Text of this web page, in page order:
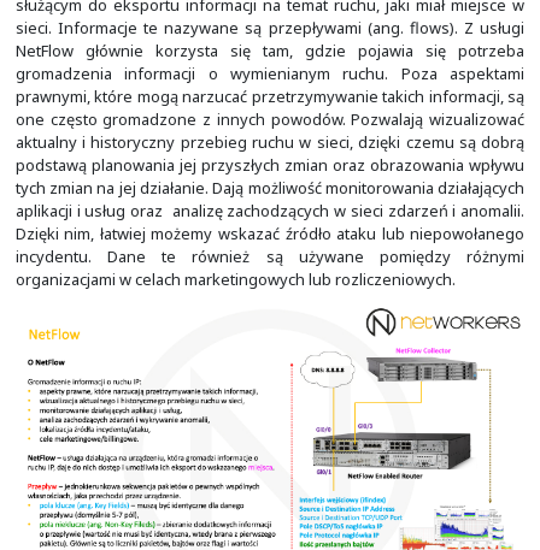
NetFlow jest zarówno protokołem, jak i
funkcjonalnością dostępną w Cisco IOS. NetFlow
służącym do eksportu informacji na temat ruchu, jaki
sieci. Informacje te nazywane są przepływami (ang.
NetFlow głównie korzysta się tam, gdzie pojawia
gromadzenia informacji o wymienianym ruchu.
prawnymi, które mogą narzucać przetrzymywanie takich
one często gromadzone z innych powodów. Pozwalają
aktualny i historyczny przebieg ruchu w sieci, dzięki
podstawą planowania jej przyszłych zmian oraz
aplikacji i usług oraz analizę zachodzących w sieci
Dzięki nim, łatwiej możemy wskazać źródło ataku lub
incydentu. Dane te również są używane
organizacjami w celach marketingowych lub